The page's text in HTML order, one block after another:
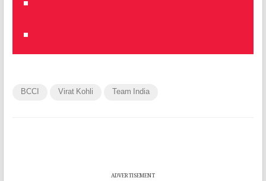
BCCI Virat Kohli Team India
ADVERTISEMENT